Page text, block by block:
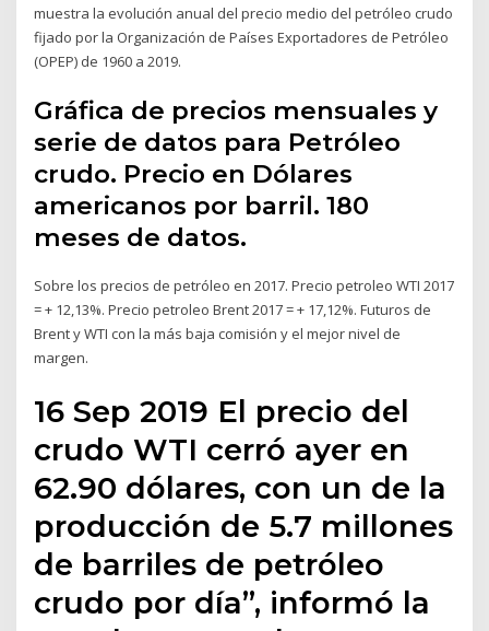
muestra la evolución anual del precio medio del petróleo crudo
fijado por la Organización de Países Exportadores de Petróleo
(OPEP) de 1960 a 2019.
Gráfica de precios mensuales y
serie de datos para Petróleo
crudo. Precio en Dólares
americanos por barril. 180
meses de datos.
Sobre los precios de petróleo en 2017. Precio petroleo WTI 2017
= + 12,13%. Precio petroleo Brent 2017 = + 17,12%. Futuros de
Brent y WTI con la más baja comisión y el mejor nivel de
margen.
16 Sep 2019 El precio del
crudo WTI cerró ayer en
62.90 dólares, con un de la
producción de 5.7 millones
de barriles de petróleo
crudo por día”, informó la